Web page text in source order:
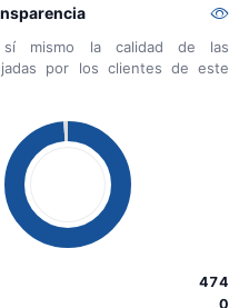
sí mismo la calidad de las
por los clientes de este
474
0